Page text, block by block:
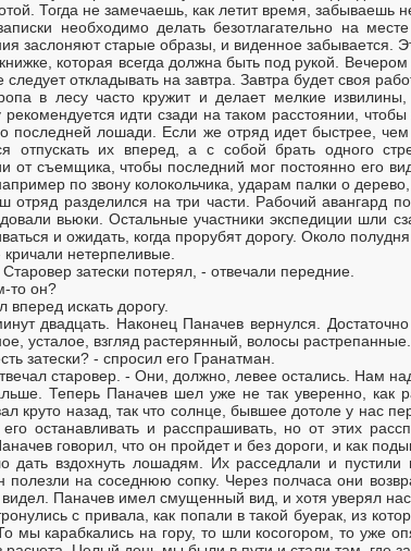
Тогда не замечаешь, как летит время, забываешь
необходимо делать безотлагательно на
заслоняют старые образы, и виденное забывается.
которая всегда должна быть под рукой.
следует откладывать на завтра. Завтра будет своя
в лесу часто кружит и делает мелкие
идти сзади на таком расстоянии,
последней лошади. Если же отряд идет быстрее,
отпускать их вперед, а с собой брать одного
от съемщика, чтобы последний мог постоянно его
по звону колокольчика, ударам палки о дерево,
отряд разделился на три части. Рабочий авангард
вьюки. Остальные участники экспедиции шли
и ожидать, когда прорубят дорогу. Около
кричали нетерпеливые.
затески потерял, - отвечали передние.
то он?
искать дорогу.
двадцать. Наконец Паначев вернулся.
усталое, взгляд растерянный, волосы растрепанные.
затески? - спросил его Гранатман.
старовер. - Они, должно, левее остались. Нам
Теперь Паначев шел уже не так уверенно, как
круто назад, так что солнце, бывшее дотоле у нас
его останавливать и расспрашивать, но от этих
говорил, что он пройдет и без дороги, и как
дать вздохнуть лошадям. Их расседлали и
полезли на соседнюю сопку. Через полчаса они
видел. Паначев имел смущенный вид, и хотя уверял
с привала, как попали в такой буерак, из
мы карабкались на гору, то шли косогором, то уже